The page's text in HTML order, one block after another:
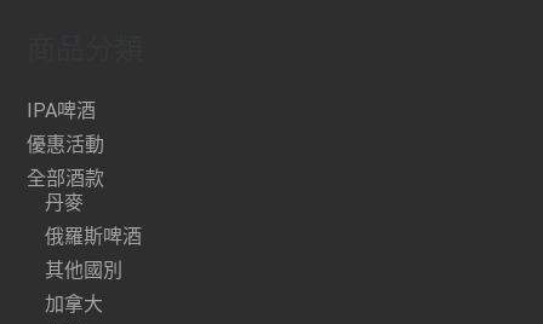
IPA啤酒
優惠活動
全部酒款
丹麥
俄羅斯啤酒
其他國別
加拿大